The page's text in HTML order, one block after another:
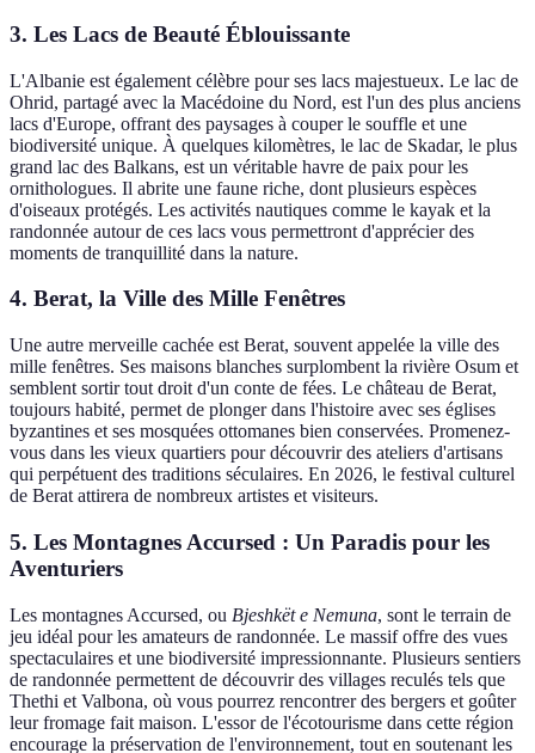
3. Les Lacs de Beauté Éblouissante
L'Albanie est également célèbre pour ses lacs majestueux. Le lac de
Ohrid, partagé avec la Macédoine du Nord, est l'un des plus anciens
lacs d'Europe, offrant des paysages à couper le souffle et une
biodiversité unique. À quelques kilomètres, le lac de Skadar, le plus
grand lac des Balkans, est un véritable havre de paix pour les
ornithologues. Il abrite une faune riche, dont plusieurs espèces
d'oiseaux protégés. Les activités nautiques comme le kayak et la
randonnée autour de ces lacs vous permettront d'apprécier des
moments de tranquillité dans la nature.
4. Berat, la Ville des Mille Fenêtres
Une autre merveille cachée est Berat, souvent appelée la ville des
mille fenêtres. Ses maisons blanches surplombent la rivière Osum et
semblent sortir tout droit d'un conte de fées. Le château de Berat,
toujours habité, permet de plonger dans l'histoire avec ses églises
byzantines et ses mosquées ottomanes bien conservées. Promenez-
vous dans les vieux quartiers pour découvrir des ateliers d'artisans
qui perpétuent des traditions séculaires. En 2026, le festival culturel
de Berat attirera de nombreux artistes et visiteurs.
5. Les Montagnes Accursed : Un Paradis pour les
Aventuriers
Les montagnes Accursed, ou Bjeshkët e Nemuna, sont le terrain de
jeu idéal pour les amateurs de randonnée. Le massif offre des vues
spectaculaires et une biodiversité impressionnante. Plusieurs sentiers
de randonnée permettent de découvrir des villages reculés tels que
Thethi et Valbona, où vous pourrez rencontrer des bergers et goûter
leur fromage fait maison. L'essor de l'écotourisme dans cette région
encourage la préservation de l'environnement, tout en soutenant les